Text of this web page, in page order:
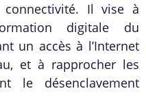
Il vise à
digitale du
un accès à l’Internet
et à rapprocher les
le désenclavement